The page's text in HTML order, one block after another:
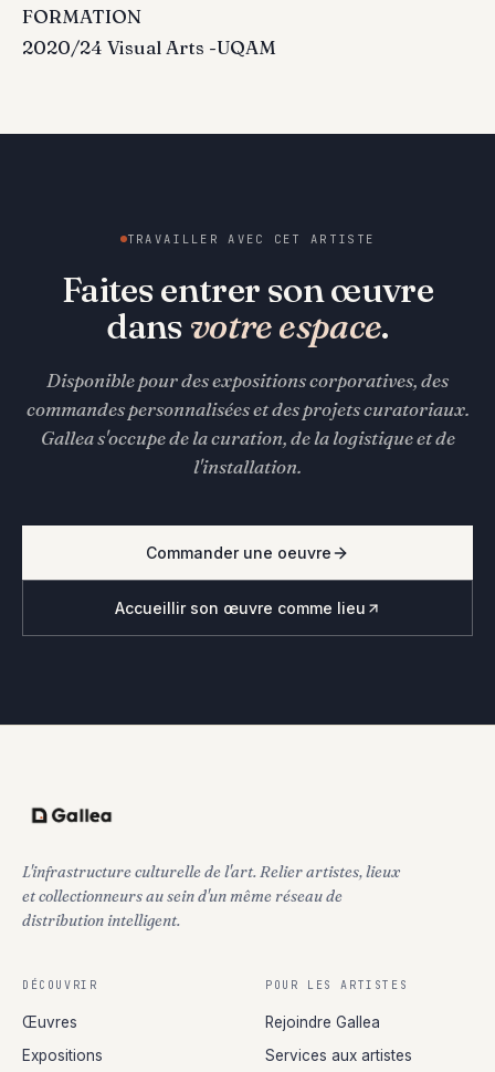
FORMATION
2020/24 Visual Arts -UQAM
TRAVAILLER AVEC CET ARTISTE
Faites entrer son œuvre
dans votre espace.
Disponible pour des expositions corporatives, des
commandes personnalisées et des projets curatoriaux.
Gallea s'occupe de la curation, de la logistique et de
l'installation.
Commander une oeuvre
Accueillir son œuvre comme lieu
L'infrastructure culturelle de l'art. Relier artistes, lieux
et collectionneurs au sein d'un même réseau de
distribution intelligent.
DÉCOUVRIR
Œuvres
Expositions
POUR LES ARTISTES
Rejoindre Gallea
Services aux artistes